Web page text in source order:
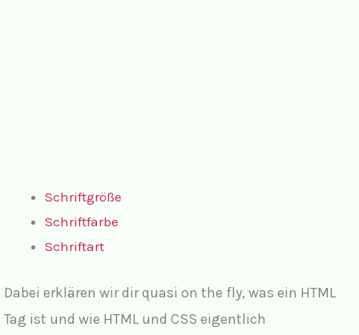
Schriftgröße
Schriftfarbe
Schriftart
Dabei erklären wir dir quasi on the fly, was ein HTML
Tag ist und wie HTML und CSS eigentlich